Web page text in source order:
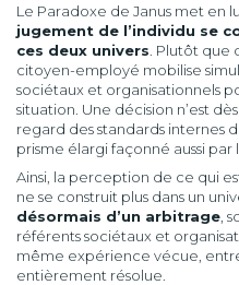
Le Paradoxe de Janus met en
jugement de l’individu se
ces deux univers . Plutôt que
citoyen-employé mobilise
sociétaux et organisationnels
situation. Une décision n’est
regard des standards internes
prisme élargi façonné aussi par
Ainsi, la perception de ce qui
ne se construit plus dans un
désormais d’un arbitrage ,
référents sociétaux et
même expérience vécue,
entièrement résolue.